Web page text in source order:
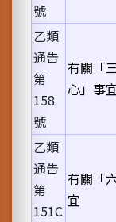
號
乙類
通告
第
158
號
有關「
心」事
乙類
通告
第
151C
有關「
宜